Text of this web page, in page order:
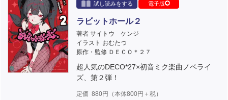
試し読みをする
電子版
ラビットホール２
著者 サイトウ ケンジ
イラスト おむたつ
原作・監修 ＤＥＣＯ＊２７
超人気のDECO*27×初音ミク楽曲ノベライ
ズ、第２弾！
定価 880円（本体800円＋税）